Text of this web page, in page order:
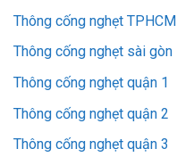
Thông cống nghẹt TPHCM
Thông cống nghẹt sài gòn
Thông cống nghẹt quận 1
Thông cống nghẹt quận 2
Thông cống nghẹt quận 3